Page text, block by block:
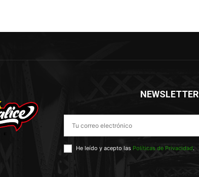
NEWSLETTER
He leído y acepto las Políticas de Privacidad.